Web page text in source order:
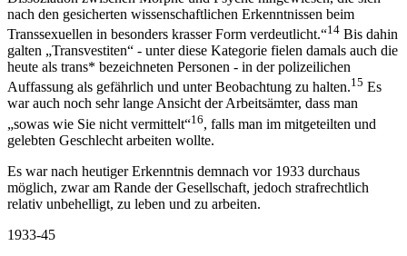
nach den gesicherten wissenschaftlichen Erkenntnissen beim
Transsexuellen in besonders krasser Form verdeutlicht.“14 Bis dahin
galten „Transvestiten“ - unter diese Kategorie fielen damals auch die
heute als trans* bezeichneten Personen - in der polizeilichen
Auffassung als gefährlich und unter Beobachtung zu halten.15 Es
war auch noch sehr lange Ansicht der Arbeitsämter, dass man
„sowas wie Sie nicht vermittelt“16, falls man im mitgeteilten und
gelebten Geschlecht arbeiten wollte.
Es war nach heutiger Erkenntnis demnach vor 1933 durchaus
möglich, zwar am Rande der Gesellschaft, jedoch strafrechtlich
relativ unbehelligt, zu leben und zu arbeiten.
1933-45